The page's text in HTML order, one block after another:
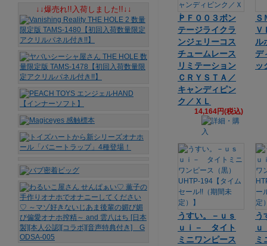
ＰＦ００３ボン
テージライクラ
ンジェリーコス
チュームレース
リミテーション
ＣＲＹＳＴＡ／
キャンディピン
ク／ＸＬ
14,164円(税込)
Ｓ
Ｖ
ル
デ
ッ
うすい。－ｕｓ
ｕｉ－ タイト
ミニワンピース
う
ミ
↓↓爆売れ!!入荷しました!!↓↓